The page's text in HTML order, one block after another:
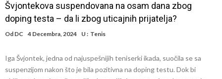
Švjontekova suspendovana na osam dana zbog
doping testa – da li zbog uticajnih prijatelja?
Od DC 4 Decembra, 2024 U : Tenis
Iga Švjontek, jedna od najuspešnijih teniserki ikada, suočila se sa
suspenzijom nakon što je bila pozitivna na doping testu. Dok bi